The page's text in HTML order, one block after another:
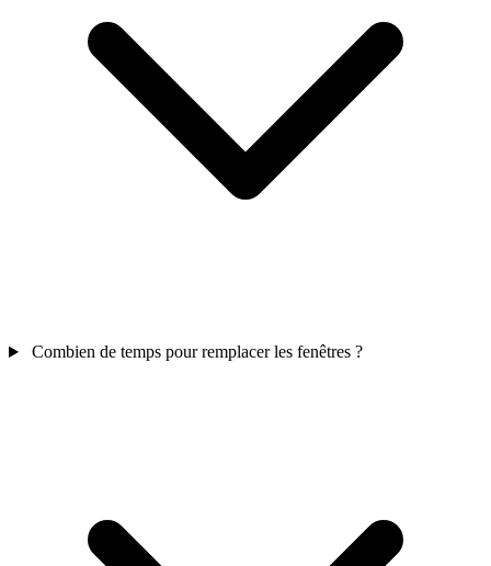
Combien de temps pour remplacer les fenêtres ?